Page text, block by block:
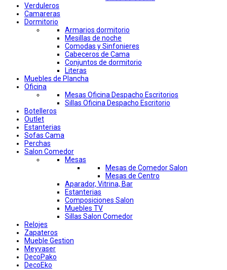
Verduleros
Camareras
Dormitorio
Armarios dormitorio
Mesillas de noche
Comodas y Sinfonieres
Cabeceros de Cama
Conjuntos de dormitorio
Literas
Muebles de Plancha
Oficina
Mesas Oficina Despacho Escritorios
Sillas Oficina Despacho Escritorio
Botelleros
Outlet
Estanterias
Sofas Cama
Perchas
Salon Comedor
Mesas
Mesas de Comedor Salon
Mesas de Centro
Aparador, Vitrina, Bar
Estanterias
Composiciones Salon
Muebles TV
Sillas Salon Comedor
Relojes
Zapateros
Mueble Gestion
Meyvaser
DecoPako
DecoEko